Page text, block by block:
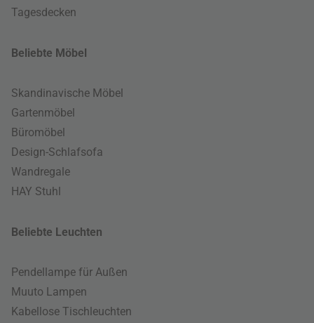
Tagesdecken
Beliebte Möbel
Skandinavische Möbel
Gartenmöbel
Büromöbel
Design-Schlafsofa
Wandregale
HAY Stuhl
Beliebte Leuchten
Pendellampe für Außen
Muuto Lampen
Kabellose Tischleuchten